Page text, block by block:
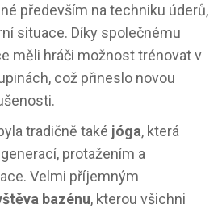
především na techniku úderů,
situace. Díky společnému
měli hráči možnost trénovat v
což přineslo novou
tradičně také jóga, která
protažením a
Velmi příjemným
bazénu, kterou všichni